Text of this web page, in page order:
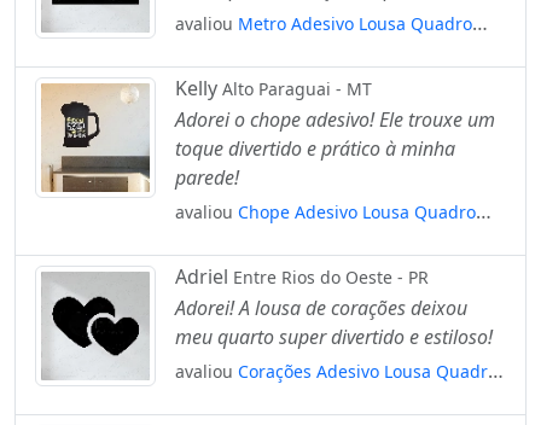
avaliou Metro Adesivo Lousa Quadro
Mod:124
Kelly Alto Paraguai - MT
Adorei o chope adesivo! Ele trouxe um
toque divertido e prático à minha
parede!
avaliou Chope Adesivo Lousa Quadro
Mod:107
Adriel Entre Rios do Oeste - PR
Adorei! A lousa de corações deixou
meu quarto super divertido e estiloso!
avaliou Corações Adesivo Lousa Quadro